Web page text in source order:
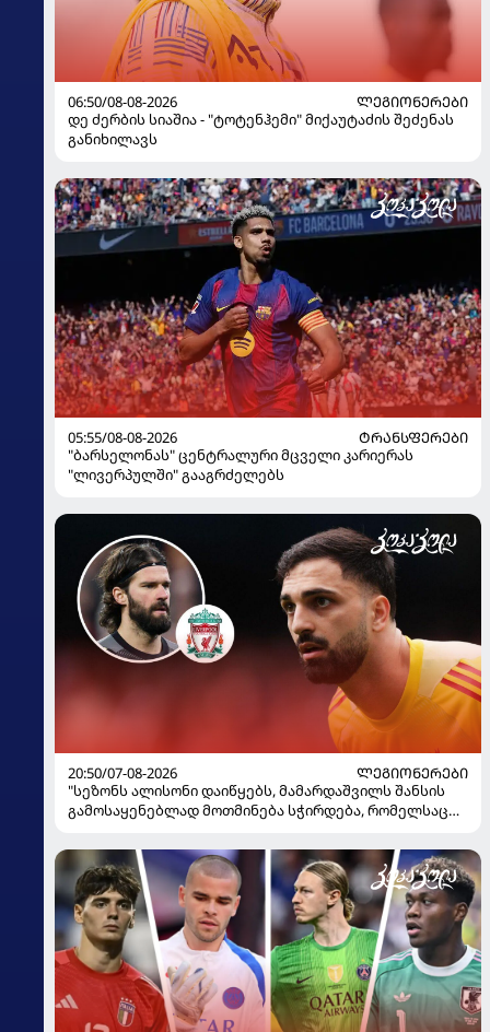
06:50/08-08-2026
ᲚᲔᲒᲘᲝᲜᲔᲠᲔᲑᲘ
დე ძერბის სიაშია - "ტოტენჰემი" მიქაუტაძის შეძენას
განიხილავს
05:55/08-08-2026
ᲢᲠᲐᲜᲡᲤᲔᲠᲔᲑᲘ
"ბარსელონას" ცენტრალური მცველი კარიერას
"ლივერპულში" გააგრძელებს
20:50/07-08-2026
ᲚᲔᲒᲘᲝᲜᲔᲠᲔᲑᲘ
"სეზონს ალისონი დაიწყებს, მამარდაშვილს შანსის
გამოსაყენებლად მოთმინება სჭირდება, რომელსაც
ყოფილმა მეკარემ